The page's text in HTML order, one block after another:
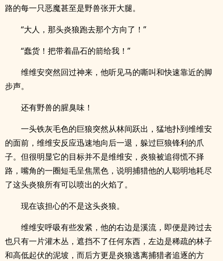
路的每一只恶魔甚至是野兽张开大腿。
“大人，那头炎狼跑去那个方向了！”
“蠢货！把带着晶石的箭给我！”
维维安突然回过神来，他听见马的嘶叫和快速靠近的脚
步声。
还有野兽的腥臭味！
一头铁灰毛色的巨狼突然从林间跃出，猛地扑到维维安
的面前，维维安反应迅速地向后一退，躲过巨狼锋利的爪
子。但很明显它的目标并不是维维安，炎狼被追得慌不择
路，嘴角的一圈短毛呈焦黑色，说明捕猎他的人聪明地耗尽
了这头炎狼所有可以喷出的火焰了。
现在该担心的不是这头炎狼。
维维安呼吸有些发紧，他的右边是溪流，即便是跨过去
也只有一片灌木丛，遮挡不了任何东西，左边是稀疏的林子
和高低起伏的泥坡，而后方更是炎狼逃离捕猎者追逐的方